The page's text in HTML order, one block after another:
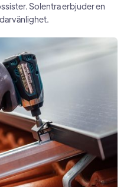
Solentra erbjuder en